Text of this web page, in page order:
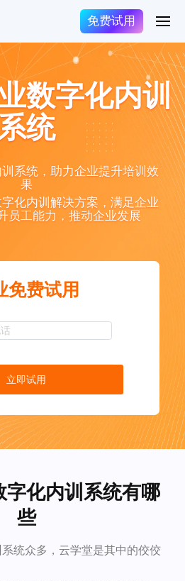
免费试用
数字化内训
统
系统，助力企业提升培训效
果
化内训解决方案，满足企业
员工能力，推动企业发展
免费试用
立即试用
字化内训系统有哪
些
统众多，云学堂是其中的佼佼